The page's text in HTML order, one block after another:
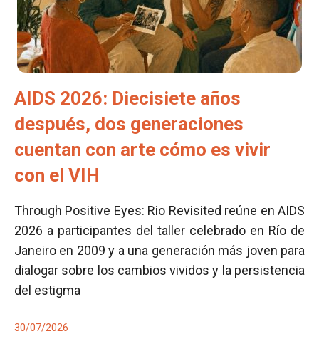
AIDS 2026: Diecisiete años
después, dos generaciones
cuentan con arte cómo es vivir
con el VIH
Through Positive Eyes: Rio Revisited reúne en AIDS
2026 a participantes del taller celebrado en Río de
Janeiro en 2009 y a una generación más joven para
dialogar sobre los cambios vividos y la persistencia
del estigma
30/07/2026